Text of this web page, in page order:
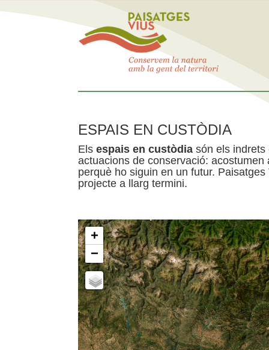
ESPAIS EN CUSTÒDIA
Els espais en custòdia són els indrets
actuacions de conservació:
perquè ho siguin en un futur.
projecte a llarg termini.
+
−